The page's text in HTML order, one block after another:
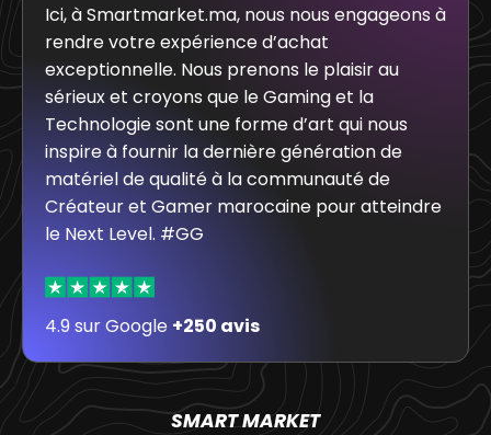
Ici, à Smartmarket.ma, nous nous engageons à
rendre votre expérience d’achat
exceptionnelle. Nous prenons le plaisir au
sérieux et croyons que le Gaming et la
Technologie sont une forme d’art qui nous
inspire à fournir la dernière génération de
matériel de qualité à la communauté de
Créateur et Gamer marocaine pour atteindre
le Next Level. #GG
4.9 sur Google +250 avis
SMART MARKET